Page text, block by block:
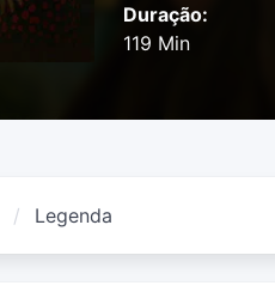
Duração:
119 Min
Legenda